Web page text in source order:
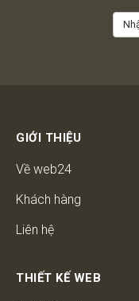
GIỚI THIỆU
Về web24
Khách hàng
Liên hệ
THIẾT KẾ WEB